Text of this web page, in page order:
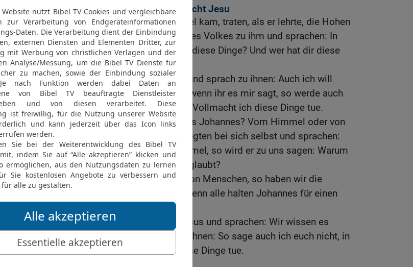
Die Frage nach der Vollmacht Jesu
23
Und als er in den Tempel kam, traten, als er lehrte, die Hohen
Priester und die Ältesten des Volkes zu ihm und sprachen: In
welcher Vollmacht tust du diese Dinge? Und wer hat dir diese
Vollmacht gegeben?
24 Jesus aber antwortete und sprach zu ihnen: Auch ich will
euch ein Wort fragen, und wenn ihr es mir sagt, so werde auch
ich euch sagen, in welcher Vollmacht ich diese Dinge tue.
25 Woher war die Taufe des Johannes? Vom Himmel oder von
Menschen? Sie aber überlegten bei sich selbst und sprachen:
Wenn wir sagen: vom Himmel, so wird er zu uns sagen: Warum
habt ihr ihm denn nicht geglaubt?
26 Wenn wir aber sagen: von Menschen, so haben wir die
Volksmenge zu fürchten, denn alle halten Johannes für einen
27 Und sie antworteten Jesus und sprachen: Wir wissen es
nicht. Da sagte auch er zu ihnen: So sage auch ich euch nicht, in
welcher Vollmacht ich diese Dinge tue.